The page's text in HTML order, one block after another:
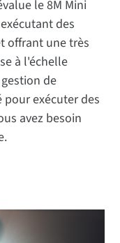
le 8M Mini
des
offrant une très
à l'échelle
de
exécuter des
avez besoin